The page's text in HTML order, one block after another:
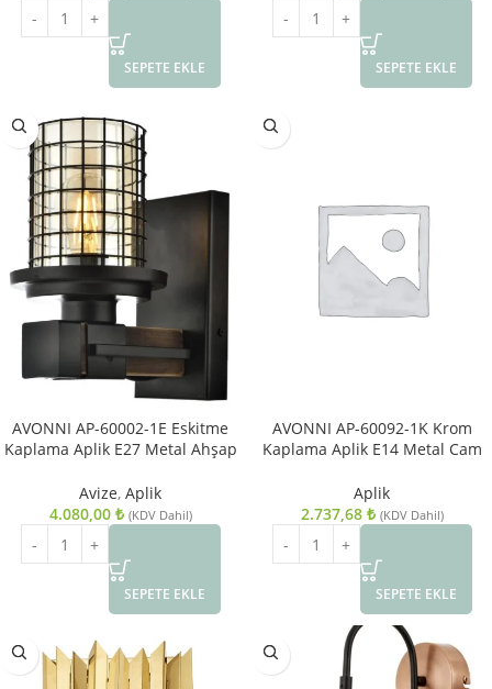
SEPETE EKLE SEPETE EKLE
AVONNI AP-60002-1E Eskitme
Kaplama Aplik E27 Metal Ahşap
Avize, Aplik
4.080,00 ₺ (KDV Dahil)
SEPETE EKLE
AVONNI AP-60092-1K Krom
Kaplama Aplik E14 Metal Cam
Aplik
2.737,68 ₺ (KDV Dahil)
SEPETE EKLE